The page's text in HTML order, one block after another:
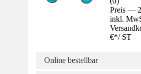
Preis —
inkl.
€*/ ST
Online bestellbar